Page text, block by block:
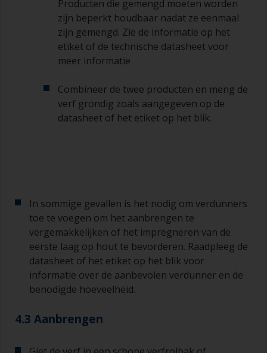
Producten die gemengd moeten worden
zijn beperkt houdbaar nadat ze eenmaal
zijn gemengd. Zie de informatie op het
etiket of de technische datasheet voor
meer informatie
Combineer de twee producten en meng de
verf grondig zoals aangegeven op de
datasheet of het etiket op het blik.
In sommige gevallen is het nodig om verdunners
toe te voegen om het aanbrengen te
vergemakkelijken of het impregneren van de
eerste laag op hout te bevorderen. Raadpleeg de
datasheet of het etiket op het blik voor
informatie over de aanbevolen verdunner en de
benodigde hoeveelheid.
4.3 Aanbrengen